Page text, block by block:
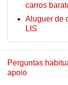
carros
Aluguer de
LIS
Perguntas
apoio